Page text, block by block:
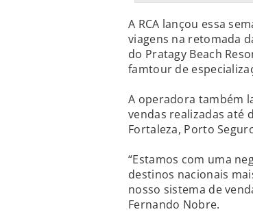
A RCA lançou essa
viagens na retomada
do Pratagy Beach
famtour de
A operadora também
vendas realizadas até
Fortaleza, Porto
“Estamos com uma
destinos nacionais
nosso sistema de
Fernando Nobre.